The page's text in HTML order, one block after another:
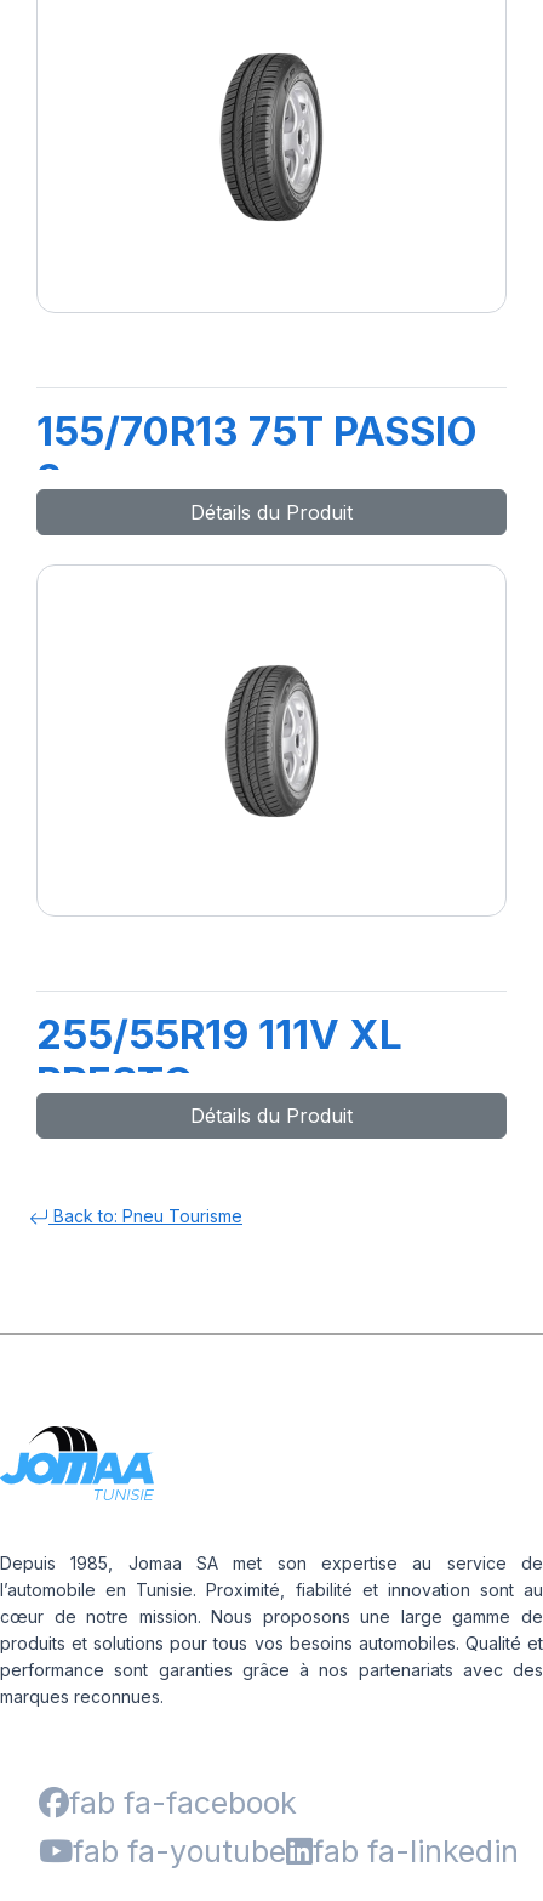
155/70R13 75T PASSIO
2
Détails du Produit
255/55R19 111V XL
PRESTO
Détails du Produit
Back to: Pneu Tourisme
Depuis 1985, Jomaa SA met son expertise au service de
l’automobile en Tunisie. Proximité, fiabilité et innovation sont au
cœur de notre mission. Nous proposons une large gamme de
produits et solutions pour tous vos besoins automobiles. Qualité et
performance sont garanties grâce à nos partenariats avec des
marques reconnues.
fab fa-facebook
fab fa-youtube
fab fa-linkedin